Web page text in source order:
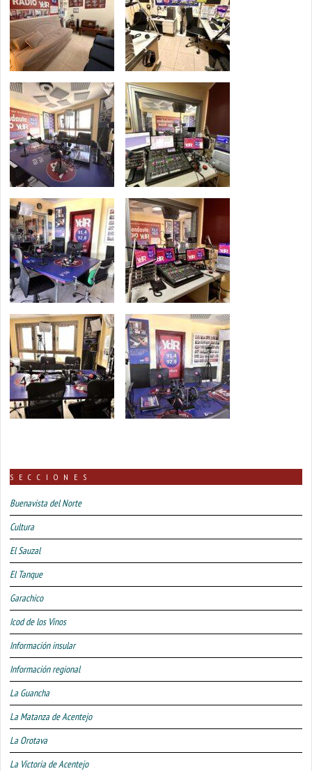
SECCIONES
Buenavista del Norte
Cultura
El Sauzal
El Tanque
Garachico
Icod de los Vinos
Información insular
Información regional
La Guancha
La Matanza de Acentejo
La Orotava
La Victoria de Acentejo